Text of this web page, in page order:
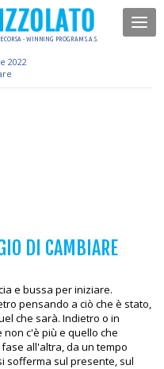
CORSA - WINNING PROGRAM S.A.S.
2022
DI CAMBIARE
e bussa per iniziare.
pensando a ciò che è stato,
che sarà. Indietro o in
non c'è più e quello che
all'altra, da un tempo
sofferma sul presente, sul